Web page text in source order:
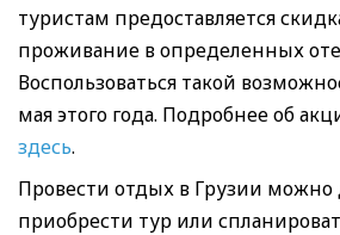
туристам предоставляется
проживание в определенных
Воспользоваться такой
мая этого года. Подробнее об
здесь.
Провести отдых в Грузии можно
приобрести тур или